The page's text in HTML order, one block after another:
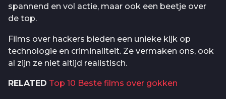
spannend en vol actie, maar ook een beetje over
de top.
Films over hackers bieden een unieke kijk op
technologie en criminaliteit. Ze vermaken ons, ook
al zijn ze niet altijd realistisch.
RELATED Top 10 Beste films over gokken